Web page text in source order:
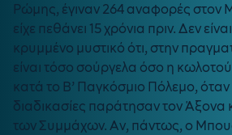
Ρώμης, έγιναν 264 αναφορές στον
είχε πεθάνει 15 χρόνια πριν. Δεν
κρυμμένο μυστικό ότι, στην
είναι τόσο σούργελα όσο η
κατά το Β’ Παγκόσμιο Πόλεμο, όταν
διαδικασίες παράτησαν τον Άξονα
των Συμμάχων. Αν, πάντως, ο